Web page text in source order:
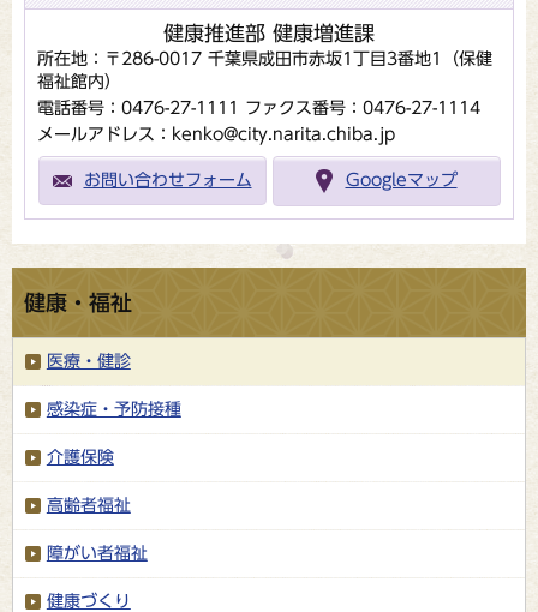
健康推進部 健康増進課
所在地：〒286-0017 千葉県成田市赤坂1丁目3番地1（保健
福祉館内）
電話番号：0476-27-1111
ファクス番号：0476-27-1114
メールアドレス：kenko@city.narita.chiba.jp
お問い合わせフォーム Googleマップ
健康・福祉
医療・健診
感染症・予防接種
介護保険
高齢者福祉
障がい者福祉
健康づくり